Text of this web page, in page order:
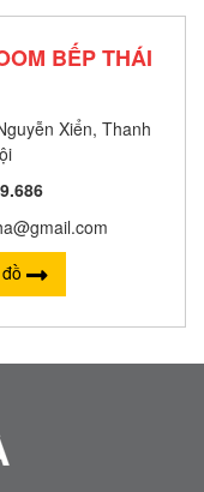
BẾP THÁI
Xiển, Thanh
đồ